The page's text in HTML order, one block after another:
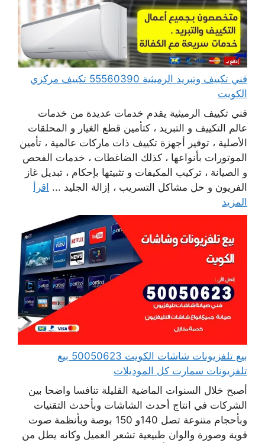
فني تكييف وتبريد الرميثية 55560390 تكييف مركزي
الكويت
فني تكييف الرميثية يقدم خدمات عديدة من خدمات
عالم التكييف و التبريد ، كتأمين قطع الغيار و المحلقات
الأصلية ، توفير أجهزة تكييف ذات ماركات عالمية ، تأمين
الموتورات بأنواعها ، كذلك الضاغطات ، خدمات الفحص
و الصيانة ، تركيب المكيفات و تثبيتها بإحكام ، تبديل غاز
الفريون و حل مشاكل التسريب ، إزالة الجليد ... اقرأ
المزيد
بيع تلفزيونات شاشات الكويت 50050623 بيع
تلفزيونات سمارت كل الموديلات
أصبح خلال السنوات الماضية القليلة تنافسا واضحا بين
الشركات في انتاج أحدث الشاشات وبأحدث التقنيات
وبأحجام متنوعة تصل 140و 150 بوصة وبأنظمة صوت
قوية وصورة والوان طبيعية تشعر العميل وكانه يطل من